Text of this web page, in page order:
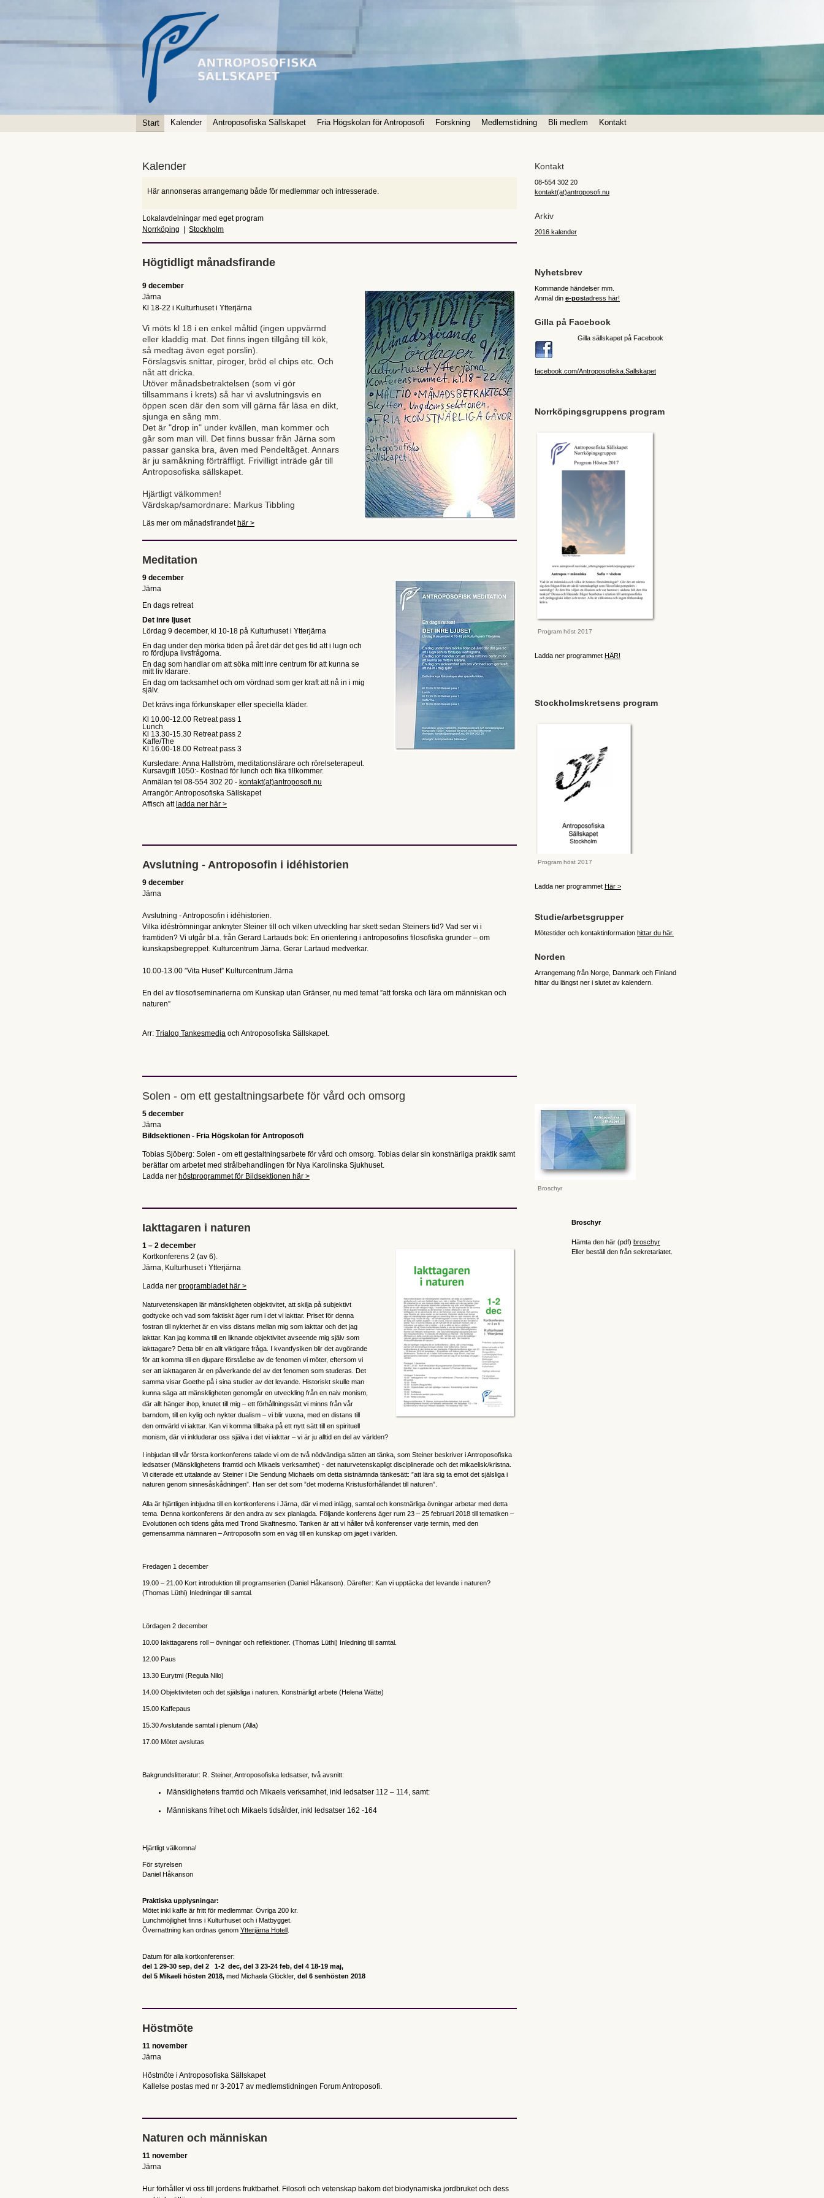
Start Kalender Antroposofiska Sällskapet Fria Högskolan för Antroposofi Forskning Medlemstidning Bli medlem Kontakt
Kalender
Här annonseras arrangemang både för medlemmar och intresserade.
Lokalavdelningar med eget program
Norrköping | Stockholm
Högtidligt månadsfirande
9 december
Järna
Kl 18-22 i Kulturhuset i Ytterjärna
Vi möts kl 18 i en enkel måltid (ingen uppvärmd
eller kladdig mat. Det finns ingen tillgång till kök,
så medtag även eget porslin).
Förslagsvis snittar, piroger, bröd el chips etc. Och
nåt att dricka.
Utöver månadsbetraktelsen (som vi gör
tillsammans i krets) så har vi avslutningsvis en
öppen scen där den som vill gärna får läsa en dikt,
sjunga en sång mm.
Det är "drop in" under kvällen, man kommer och
går som man vill. Det finns bussar från Järna som
passar ganska bra, även med Pendeltåget. Annars
är ju samåkning förträffligt. Frivilligt inträde går till
Antroposofiska sällskapet.
Hjärtligt välkommen!
Värdskap/samordnare: Markus Tibbling
Läs mer om månadsfirandethär >
Meditation
9 december
Järna
En dags retreat
Det inre ljuset
Lördag 9 december, kl 10-18 på Kulturhuset i Ytterjärna
En dag under den mörka tiden på året där det ges tid att i lugn och
ro fördjupa livsfrågorna.
En dag som handlar om att söka mitt inre centrum för att kunna se
mitt liv klarare.
En dag om tacksamhet och om vördnad som ger kraft att nå in i mig
själv.
Det krävs inga förkunskaper eller speciella kläder.
Kl 10.00-12.00 Retreat pass 1
Lunch
Kl 13.30-15.30 Retreat pass 2
Kaffe/The
Kl 16.00-18.00 Retreat pass 3
Kursledare: Anna Hallström, meditationslärare och rörelseterapeut.
Kursavgift 1050:- Kostnad för lunch och fika tillkommer.
Anmälan tel 08-554 302 20 - kontakt(at)antroposofi.nu
Arrangör: Antroposofiska Sällskapet
Affisch attladda ner här >
Avslutning - Antroposofin i idéhistorien
9 december
Järna
Avslutning - Antroposofin i idéhistorien.
Vilka idéströmningar anknyter Steiner till och vilken utveckling har skett sedan Steiners tid? Vad ser vi i
framtiden? Vi utgår bl.a. från Gerard Lartauds bok: En orientering i antroposofins filosofiska grunder – om
kunskapsbegreppet. Kulturcentrum Järna. Gerar Lartaud medverkar.
10.00-13.00 ”Vita Huset” Kulturcentrum Järna
En del av filosofiseminarierna om Kunskap utan Gränser, nu med temat ”att forska och lära om människan och
naturen”
Arr: Trialog Tankesmedja och Antroposofiska Sällskapet.
Solen - om ett gestaltningsarbete för vård och omsorg
5 december
Järna
Bildsektionen - Fria Högskolan för Antroposofi
Tobias Sjöberg: Solen - om ett gestaltningsarbete för vård och omsorg. Tobias delar sin konstnärliga praktik samt
berättar om arbetet med strålbehandlingen för Nya Karolinska Sjukhuset.
Ladda ner höstprogrammet för Bildsektionen här >
Iakttagaren i naturen
1 – 2 december
Kortkonferens 2 (av 6).
Järna, Kulturhuset i Ytterjärna
Ladda ner programbladet här >
Naturvetenskapen lär mänskligheten objektivitet, att skilja på subjektivt
godtycke och vad som faktiskt äger rum i det vi iakttar. Priset för denna
fostran till nykterhet är en viss distans mellan mig som iakttar och det jag
iakttar. Kan jag komma till en liknande objektivitet avseende mig själv som
iakttagare? Detta blir en allt viktigare fråga. I kvantfysiken blir det avgörande
för att komma till en djupare förståelse av de fenomen vi möter, eftersom vi
ser att iakttagaren är en påverkande del av det fenomen som studeras. Det
samma visar Goethe på i sina studier av det levande. Historiskt skulle man
kunna säga att mänskligheten genomgår en utveckling från en naiv monism,
där allt hänger ihop, knutet till mig – ett förhållningssätt vi minns från vår
barndom, till en kylig och nykter dualism – vi blir vuxna, med en distans till
den omvärld vi iakttar. Kan vi komma tillbaka på ett nytt sätt till en spirituell
monism, där vi inkluderar oss själva i det vi iakttar – vi är ju alltid en del av världen?
I inbjudan till vår första kortkonferens talade vi om de två nödvändiga sätten att tänka, som Steiner beskriver i Antroposofiska
ledsatser (Mänsklighetens framtid och Mikaels verksamhet) - det naturvetenskapligt disciplinerade och det mikaelisk/kristna.
Vi citerade ett uttalande av Steiner i Die Sendung Michaels om detta sistnämnda tänkesätt: ”att lära sig ta emot det själsliga i
naturen genom sinnesåskådningen”. Han ser det som ”det moderna Kristusförhållandet till naturen”.
Alla är hjärtligen inbjudna till en kortkonferens i Järna, där vi med inlägg, samtal och konstnärliga övningar arbetar med detta
tema. Denna kortkonferens är den andra av sex planlagda. Följande konferens äger rum 23 – 25 februari 2018 till tematiken –
Evolutionen och tidens gåta med Trond Skaftnesmo. Tanken är att vi håller två konferenser varje termin, med den
gemensamma nämnaren – Antroposofin som en väg till en kunskap om jaget i världen.
Fredagen 1 december
19.00 – 21.00 Kort introduktion till programserien (Daniel Håkanson). Därefter: Kan vi upptäcka det levande i naturen?
(Thomas Lüthi) Inledningar till samtal.
Lördagen 2 december
10.00 Iakttagarens roll – övningar och reflektioner. (Thomas Lüthi) Inledning till samtal.
12.00 Paus
13.30 Eurytmi (Regula Nilo)
14.00 Objektiviteten och det själsliga i naturen. Konstnärligt arbete (Helena Wätte)
15.00 Kaffepaus
15.30 Avslutande samtal i plenum (Alla)
17.00 Mötet avslutas
Bakgrundslitteratur: R. Steiner, Antroposofiska ledsatser, två avsnitt:
Mänsklighetens framtid och Mikaels verksamhet, inkl ledsatser 112 – 114, samt:
Människans frihet och Mikaels tidsålder, inkl ledsatser 162 -164
Hjärtligt välkomna!
För styrelsen
Daniel Håkanson
Praktiska upplysningar:
Mötet inkl kaffe är fritt för medlemmar. Övriga 200 kr.
Lunchmöjlighet finns i Kulturhuset och i Matbygget.
Övernattning kan ordnas genom Ytterjärna Hotell
Datum för alla kortkonferenser:
del 1 29-30 sep, del 2 1-2 dec, del 3 23-24 feb, del 4 18-19 maj,
del 5 Mikaeli hösten 2018, med Michaela Glöckler, del 6 senhösten 2018
Höstmöte
11 november
Järna
Höstmöte i Antroposofiska Sällskapet
Kallelse postas med nr 3-2017 av medlemstidningen Forum Antroposofi.
Naturen och människan
11 november
Järna
Hur förhåller vi oss till jordens fruktbarhet. Filosofi och vetenskap bakom det biodynamiska jordbruket och dess
Kontakt
08-554 302 20
kontakt(at)antroposofi.nu
Arkiv
2016 kalender
Nyhetsbrev
Kommande händelser mm.
Anmäl din e-postadress här!
Gilla på Facebook
Gilla sällskapet på Facebook
facebook.com/Antroposofiska.Sallskapet
Norrköpingsgruppens program
Program höst 2017
Ladda ner programmet HÄR!
Stockholmskretsens program
Program höst 2017
Ladda ner programmet Här >
Studie/arbetsgrupper
Mötestider och kontaktinformation hittar du här.
Norden
Arrangemang från Norge, Danmark och Finland
hittar du längst ner i slutet av kalendern.
Broschyr
Broschyr
Hämta den här (pdf) broschyr
Eller beställ den från sekretariatet.